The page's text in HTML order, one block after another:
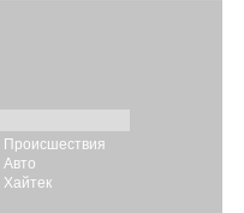
Происшествия
Авто
Хайтек